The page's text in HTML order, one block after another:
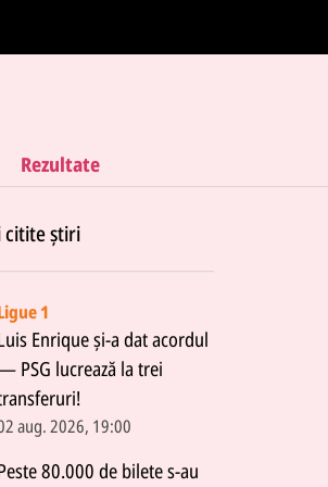
Rezultate
citite știri
1
Enrique și-a dat acordul
PSG lucrează la trei
aug. 2026, 19:00
80.000 de bilete s-au